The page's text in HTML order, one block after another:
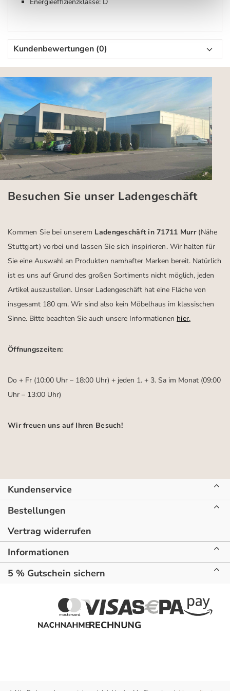
Kundenbewertungen (0)
Besuchen Sie unser Ladengeschäft
Kommen Sie bei unserem Ladengeschäft in 71711 Murr (Nähe
Stuttgart) vorbei und lassen Sie sich inspirieren.Wir halten für
Sie eine Auswahl an Produkten namhafter Marken bereit. Natürlich
ist es uns auf Grund des großen Sortiments nicht möglich, jeden
Artikel auszustellen. Unser Ladengeschäft hat eine Fläche von
insgesamt 180 qm. Wir sind also kein Möbelhaus im klassischen
Sinne. Bitte beachten Sie auch unsere Informationen hier.
Öffnungszeiten:
Do + Fr (10:00 Uhr – 18:00 Uhr) + jeden 1. + 3. Sa im Monat (09:00
Uhr – 13:00 Uhr)
Wir freuen uns auf Ihren Besuch!
Kundenservice
Bestellungen
Vertrag widerrufen
Informationen
5 % Gutschein sichern